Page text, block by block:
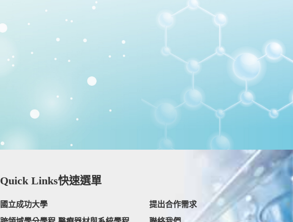
Quick Links快速選單
國立成功大學
提出合作需求